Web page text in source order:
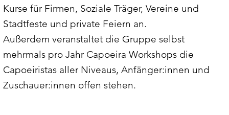
Kurse für Firmen, Soziale Träger, Vereine und
Stadtfeste und private Feiern an.
Außerdem veranstaltet die Gruppe selbst
mehrmals pro Jahr Capoeira Workshops die
Capoeiristas aller Niveaus, Anfänger:innen und
Zuschauer:innen offen stehen.